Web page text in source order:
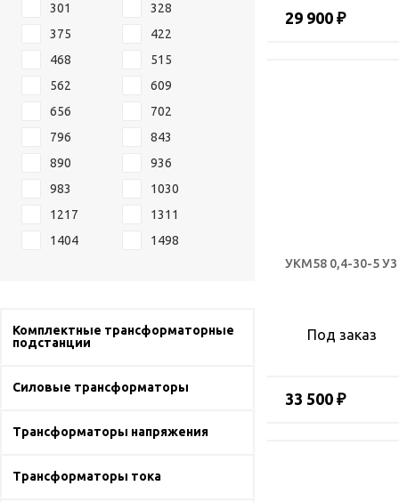
301
328
375
422
468
515
562
609
656
702
796
843
890
936
983
1030
1217
1311
1404
1498
Комплектные трансформаторные
подстанции
Силовые трансформаторы
Трансформаторы напряжения
Трансформаторы тока
29 900 ₽
УКМ58 0,4-30-5 У3
Под заказ
33 500 ₽